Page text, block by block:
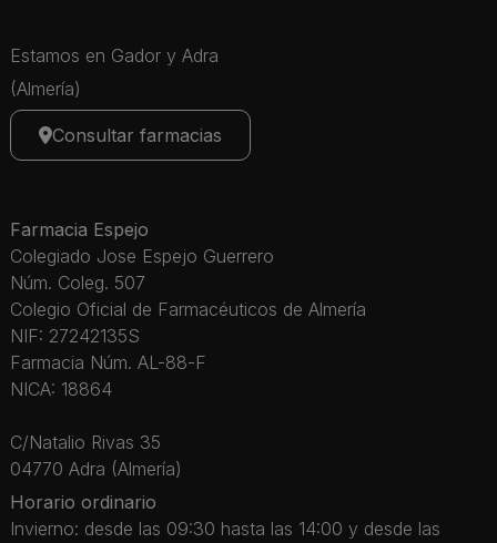
Estamos en Gador y Adra
(Almería)
Consultar farmacias
Farmacia Espejo
Colegiado Jose Espejo Guerrero
Núm. Coleg. 507
Colegio Oficial de Farmacéuticos de Almería
NIF: 27242135S
Farmacia Núm. AL-88-F
NICA: 18864
C/Natalio Rivas 35
04770 Adra (Almería)
Horario ordinario
Invierno: desde las 09:30 hasta las 14:00 y desde las